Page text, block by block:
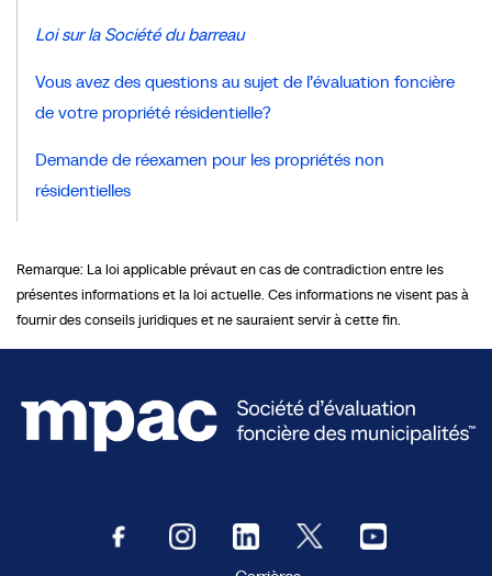
Loi sur la Société du barreau
Vous avez des questions au sujet de l’évaluation foncière
de votre propriété résidentielle?
Demande de réexamen pour les propriétés non
résidentielles
Remarque: La loi applicable prévaut en cas de contradiction entre les
présentes informations et la loi actuelle. Ces informations ne visent pas à
fournir des conseils juridiques et ne sauraient servir à cette fin.